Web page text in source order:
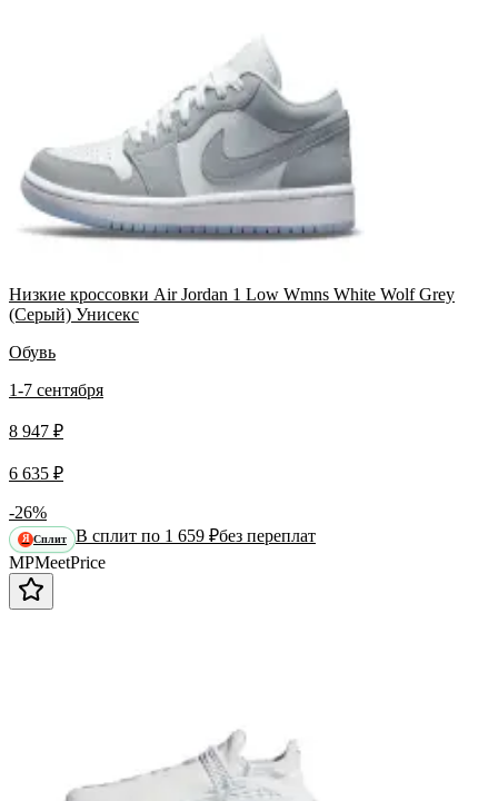
Низкие кроссовки Air Jordan 1 Low Wmns White Wolf Grey
(Серый) Унисекс
Обувь
1-7 сентября
8 947 ₽
6 635 ₽
-26%
Я Сплит В сплит по 1 659 ₽без переплат
MPMeetPrice